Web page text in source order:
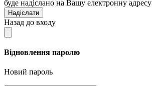
буде надіслано на Вашу електронну адресу
Надіслати
Назад до входу
Відновлення паролю
Новий пароль